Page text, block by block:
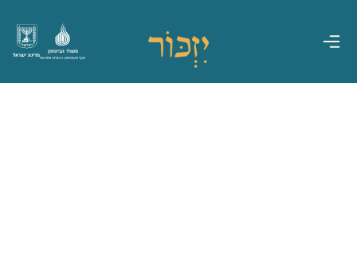
מדינת ישראל
משרד הביטחון
אגף משפחות, הנצחה ומורשת